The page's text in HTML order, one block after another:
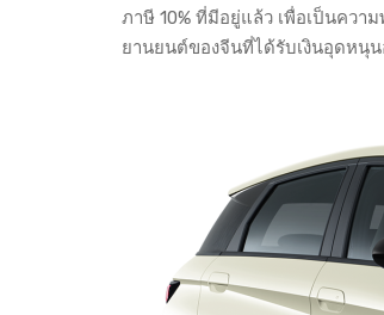
ภาษี 10% ที่มีอยู่แล้ว เพื่อเป็นควา
ยานยนต์ของจีนที่ได้รับเงินอุดหนุน